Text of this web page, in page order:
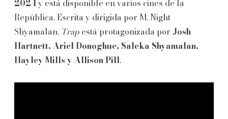
2024y está disponible en varios cines de la
República. Escrita y dirigida por M. Night
Shyamalan, Trap está protagonizada por Josh
Hartnett, Ariel Donoghue, Saleka Shyamalan,
Hayley Mills y Allison Pill.